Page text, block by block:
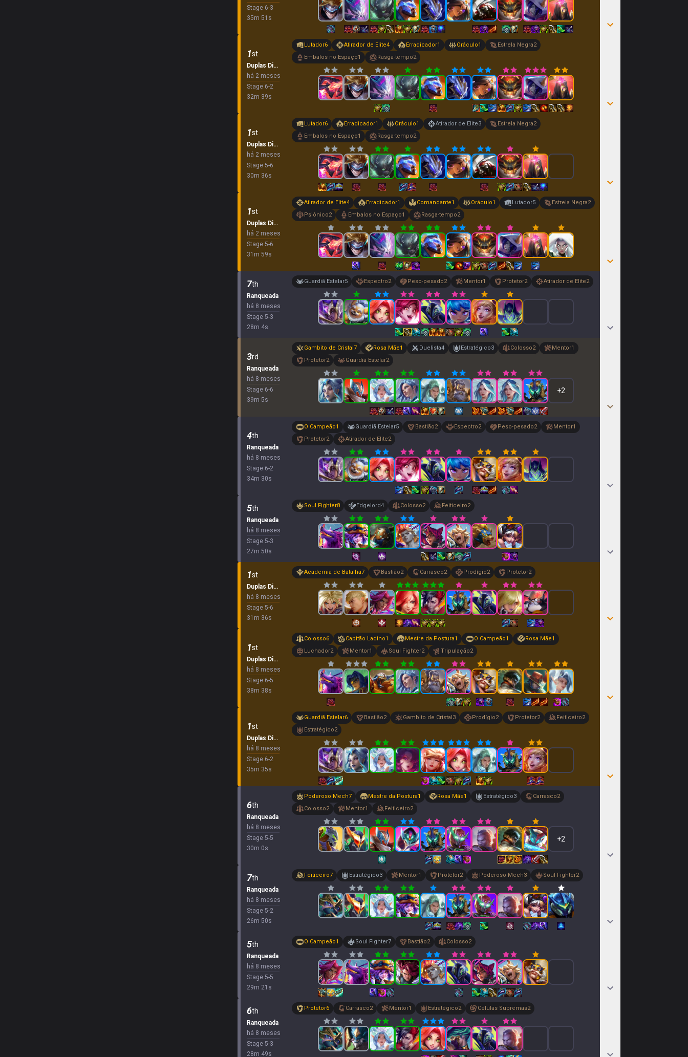
Stage 6-3
35m 51 s
1st
Duplas Dinâmicas
há 2 meses
Stage 6-2
32m 39s
Lutador6 Atirador de Elite4 Erradicador1 Oráculo1 Estrela Negra2
Embalos no Espaço1 Rasga-tempo2
1st
Duplas Dinâmicas
há 2 meses
Stage 5-6
30m 36s
Lutador6 Erradicador1 Oráculo1 Atirador de Elite3 Estrela Negra2
Embalos no Espaço1 Rasga-tempo2
1st
Duplas Dinâmicas
há 2 meses
Stage 5-6
31 m 59s
Atirador de Elite4 Erradicador1 Comandante1 Oráculo1 Lutador5 Estrela Negra2
Psiônico2 Embalos no Espaço1 Rasga-tempo2
7th
Ranqueada
há 8 meses
Stage 5-3
28m 4s
Guardiã Estelar5 Espectro2 Peso-pesado2 Mentor1 Protetor2 Atirador de Elite2
3rd
Ranqueada
há 8 meses
Stage 6-6
39m 5s
Gambito de Cristal7 Rosa Mãe1 Duelista4 Estratégico3 Colosso2 Mentor1
Protetor2 Guardiã Estelar2
+2
4th
Ranqueada
há 8 meses
Stage 6-2
34m 30s
O Campeão1 Guardiã Estelar5 Bastião2 Espectro2 Peso-pesado2 Mentor1
Protetor2 Atirador de Elite2
5th
Ranqueada
há 8 meses
Stage 5-3
27m 50s
Soul Fighter8 Edgelord4 Colosso2 Feiticeiro2
1st
Duplas Dinâmicas
há 8 meses
Stage 5-6
31 m 36s
Academia de Batalha7 Bastião2 Carrasco2 Prodígio2 Protetor2
1st
Duplas Dinâmicas
há 8 meses
Stage 6-5
38m 38s
Colosso6 Capitão Ladino1 Mestre da Postura1 O Campeão1 Rosa Mãe1
Luchador2 Mentor1 Soul Fighter2 Tripulação2
1st
Duplas Dinâmicas
há 8 meses
Stage 6-2
35m 35s
Guardiã Estelar6 Bastião2 Gambito de Cristal3 Prodígio2 Protetor2 Feiticeiro2
Estratégico2
6th
Ranqueada
há 8 meses
Stage 5-5
30m 0s
Poderoso Mech7 Mestre da Postura1 Rosa Mãe1 Estratégico3 Carrasco2
Colosso2 Mentor1 Feiticeiro2
+2
7th
Ranqueada
há 8 meses
Stage 5-2
26m 50s
Feiticeiro7 Estratégico3 Mentor1 Protetor2 Poderoso Mech3 Soul Fighter2
5th
Ranqueada
há 8 meses
Stage 5-5
29m 21 s
O Campeão1 Soul Fighter7 Bastião2 Colosso2
6th
Ranqueada
há 8 meses
Stage 5-3
28m 49s
Protetor6 Carrasco2 Mentor1 Estratégico2 Células Supremas2